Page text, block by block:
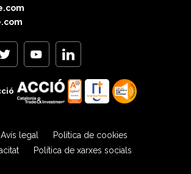
Avís legal
Política de cookies
Política de xarxes socials